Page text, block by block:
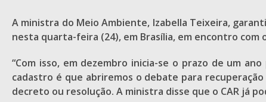
A ministra do Meio Ambiente, Izabella Teixeira,
nesta quarta-feira (24), em Brasília, em encontro com
“Com isso, em dezembro inicia-se o prazo de um
cadastro é que abriremos o debate para
decreto ou resolução. A ministra disse que o CAR já